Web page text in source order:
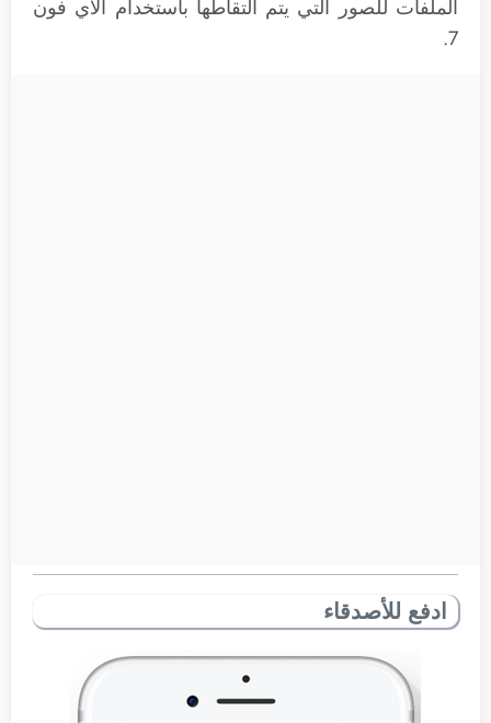
الملفات للصور التي يتم التقاطها باستخدام الآي فون
7.
ادفع للأصدقاء